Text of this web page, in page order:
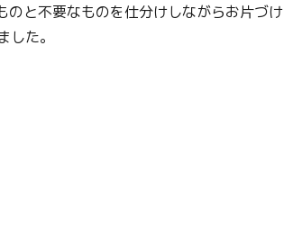
と不要なものを仕分けしながらお片づけ
た。